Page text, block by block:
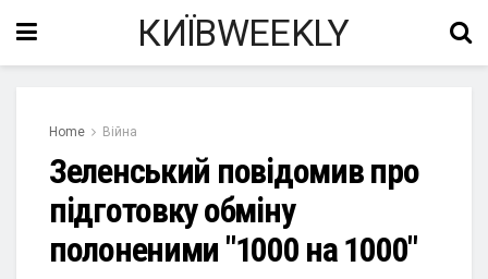
КИЇВWEEKLY
Home Війна
Зеленський повідомив про
підготовку обміну
полоненими "1000 на 1000"